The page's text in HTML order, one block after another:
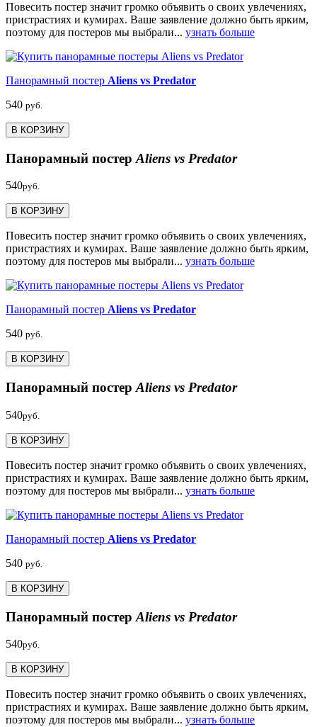
Повесить постер значит громко объявить о своих увлечениях,
пристрастиях и кумирах. Ваше заявление должно быть ярким,
поэтому для постеров мы выбрали... узнать больше
Панорамный постер Aliens vs Predator
540 руб.
В КОРЗИНУ
Панорамный постер Aliens vs Predator
540руб.
В КОРЗИНУ
Повесить постер значит громко объявить о своих увлечениях,
пристрастиях и кумирах. Ваше заявление должно быть ярким,
поэтому для постеров мы выбрали... узнать больше
Панорамный постер Aliens vs Predator
540 руб.
В КОРЗИНУ
Панорамный постер Aliens vs Predator
540руб.
В КОРЗИНУ
Повесить постер значит громко объявить о своих увлечениях,
пристрастиях и кумирах. Ваше заявление должно быть ярким,
поэтому для постеров мы выбрали... узнать больше
Панорамный постер Aliens vs Predator
540 руб.
В КОРЗИНУ
Панорамный постер Aliens vs Predator
540руб.
В КОРЗИНУ
Повесить постер значит громко объявить о своих увлечениях,
пристрастиях и кумирах. Ваше заявление должно быть ярким,
поэтому для постеров мы выбрали... узнать больше